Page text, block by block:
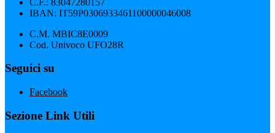
IBAN: IT59P0306933461100000046008
C.M. MBIC8E0009
Cod. Univoco UFO28R
Seguici su
Facebook
Sezione Link Utili